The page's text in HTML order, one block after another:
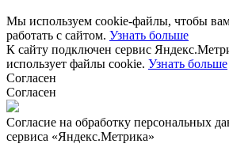
Мы используем cookie-файлы, чтобы
работать с сайтом. Узнать больше
К сайту подключен сервис
использует файлы cookie. Узнать больше
Согласен
Согласен
Согласие на обработку персональных
сервиса «Яндекс.Метрика»